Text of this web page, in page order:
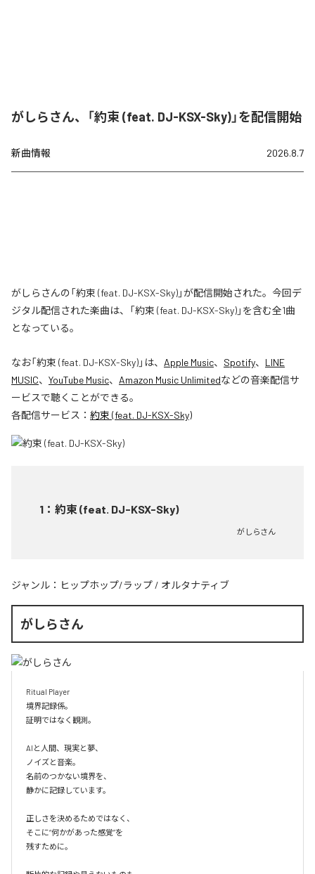
がしらさん、「約束 (feat. DJ-KSX-Sky)」を配信開始
新曲情報 2026.8.7
がしらさんの「約束 (feat. DJ-KSX-Sky)」が配信開始された。今回デ
ジタル配信された楽曲は、「約束 (feat. DJ-KSX-Sky)」を含む全1曲
となっている。
なお「約束 (feat. DJ-KSX-Sky)」は、 Apple Music、 Spotify、 LINE
MUSIC、 YouTube Music、 Amazon Music Unlimitedなどの音楽配信サ
ービスで聴くことができる。
各配信サービス： 約束 (feat. DJ-KSX-Sky)
1 ： 約束 (feat. DJ-KSX-Sky)
がしらさん
ジャンル： ヒップホップ/ラップ / オルタナティブ
がしらさん
Ritual Player
境界記録係。
証明ではなく観測。
AIと人間、現実と夢、
ノイズと音楽。
名前のつかない境界を、
静かに記録しています。
正しさを決めるためではなく、
そこに“何かがあった感覚”を
残すために。